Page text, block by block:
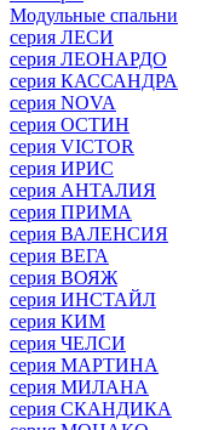
Модульные спальни
серия ЛЕСИ
серия ЛЕОНАРДО
серия КАССАНДРА
серия NOVA
серия ОСТИН
серия VICTOR
серия ИРИС
серия АНТАЛИЯ
серия ПРИМА
серия ВАЛЕНСИЯ
серия ВЕГА
серия ВОЯЖ
серия ИНСТАЙЛ
серия КИМ
серия ЧЕЛСИ
серия МАРТИНА
серия МИЛАНА
серия СКАНДИКА